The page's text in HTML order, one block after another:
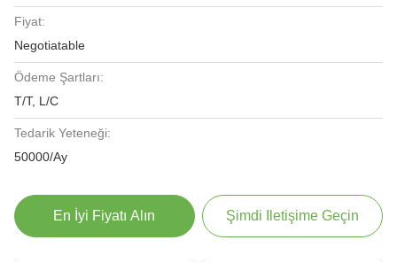
Fiyat:
Negotiatable
Ödeme Şartları:
T/T, L/C
Tedarik Yeteneği:
50000/Ay
En İyi Fiyatı Alın Şimdi Iletişime Geçin